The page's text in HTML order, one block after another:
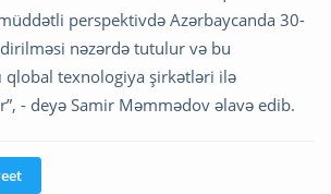
perspektivdə Azərbaycanda 30-
nəzərdə tutulur və bu
qlobal texnologiya şirkətləri ilə
- deyə Samir Məmmədov əlavə edib.